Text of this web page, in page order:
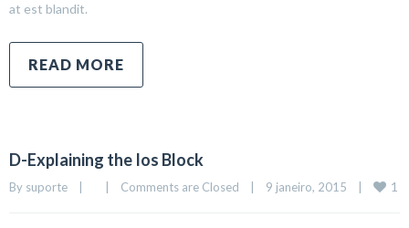
at est blandit.
READ MORE
D-Explaining the Ios Block
By suporte Comments are Closed 9 janeiro, 2015 1